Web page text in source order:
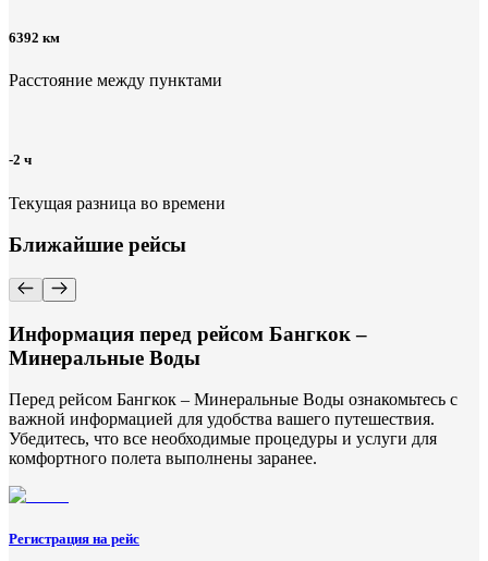
6392 км
Расстояние между пунктами
-2 ч
Текущая разница во времени
Ближайшие рейсы
Информация перед рейсом Бангкок –
Минеральные Воды
Перед рейсом Бангкок – Минеральные Воды ознакомьтесь с
важной информацией для удобства вашего путешествия.
Убедитесь, что все необходимые процедуры и услуги для
комфортного полета выполнены заранее.
Регистрация на рейс